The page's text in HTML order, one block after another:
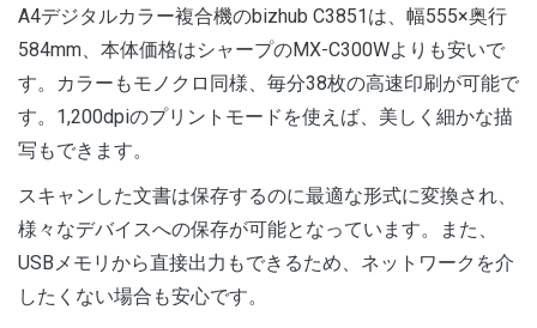
A4デジタルカラー複合機のbizhub C3851は、幅555×奥行
584mm、本体価格はシャープのMX-C300Wよりも安いで
す。カラーもモノクロ同様、毎分38枚の高速印刷が可能で
す。1,200dpiのプリントモードを使えば、美しく細かな描
写もできます。
スキャンした文書は保存するのに最適な形式に変換され、
様々なデバイスへの保存が可能となっています。また、
USBメモリから直接出力もできるため、ネットワークを介
したくない場合も安心です。